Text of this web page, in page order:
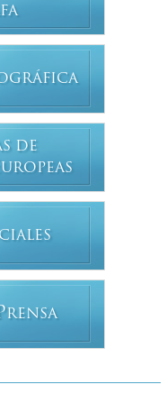
DE
UROPEAS
RENSA